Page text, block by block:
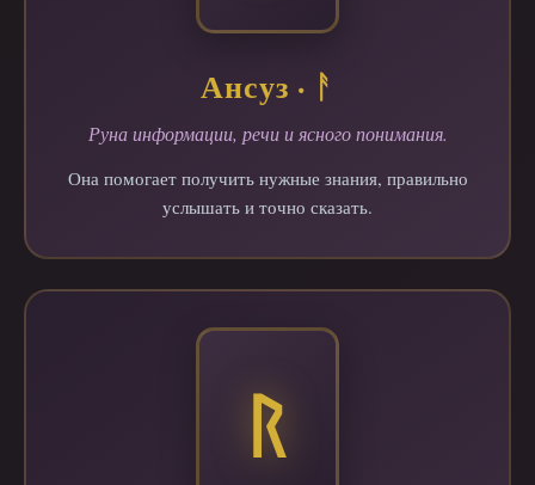
Ансуз · ᚨ
Руна информации, речи и ясного понимания.
Она помогает получить нужные знания, правильно
услышать и точно сказать.
ᚱ